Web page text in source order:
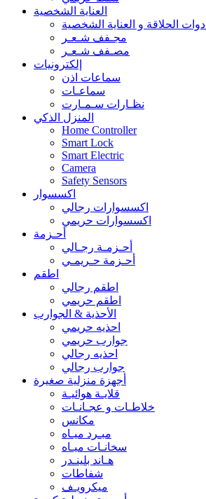
العناية الشخصية
أدوات الحلاقة و العناية الشخصية
مجـفف شـعـر
مصـفف شـعـر
إلكترونيات
سماعات اذن
سماعـات
نظـارات سـمـارت
المنزل الذكي
Home Controller
Smart Lock
Smart Electric
Camera
Safety Sensors
اكسسوار
اكسسوارات رجالي
اكسسوارات حريمي
أحـزمة
أحـزمـة رجـالي
أحـزمة حـريمـي
اطقم
اطقم رجالي
اطقم حريمي
الأحذية & الجوارب
احذيه حريمي
جوارب حريمي
احذيه رجالي
جوارب رجالي
أجهزة منزلية صغيرة
قلايـة هوائيـة
خلاطـات و عجـانـات
مكانس
مبـرد ميـاه
سخانـات ميـاه
هـاند بلينـدر
شفاطات
ميكرويـف